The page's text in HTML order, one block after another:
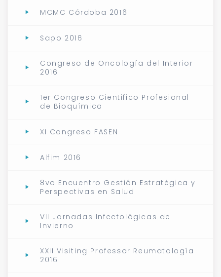
MCMC Córdoba 2016
Sapo 2016
Congreso de Oncología del Interior
2016
1er Congreso Cientifico Profesional
de Bioquímica
XI Congreso FASEN
Alfim 2016
8vo Encuentro Gestión Estratégica y
Perspectivas en Salud
VII Jornadas Infectológicas de
Invierno
XXII Visiting Professor Reumatología
2016